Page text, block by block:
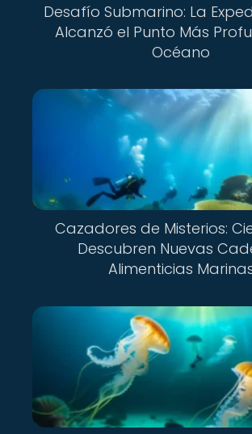
Desafío Submarino: La
Alcanzó el Punto Más
Océano
Cazadores de Misterios:
Descubren Nuevas
Alimenticias